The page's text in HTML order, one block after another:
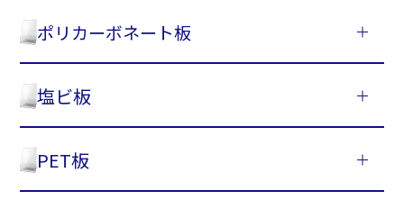
ポリカーボネート板
塩ビ板
PET板